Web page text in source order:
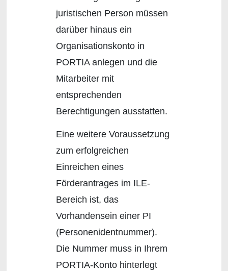
juristischen Person müssen
darüber hinaus ein
Organisationskonto in
PORTIA anlegen und die
Mitarbeiter mit
entsprechenden
Berechtigungen ausstatten.
Eine weitere Voraussetzung
zum erfolgreichen
Einreichen eines
Förderantrages im ILE-
Bereich ist, das
Vorhandensein einer PI
(Personenidentnummer).
Die Nummer muss in Ihrem
PORTIA-Konto hinterlegt